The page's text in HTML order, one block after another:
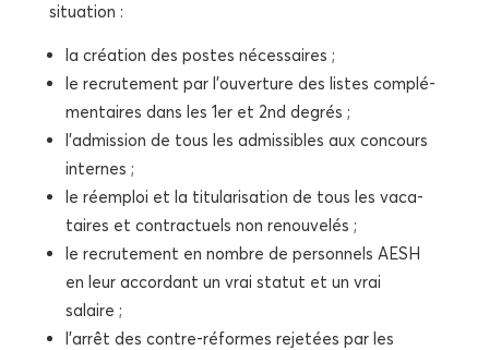
situation :
la créa­tion des postes nécessaires ;
le recru­te­ment par l’ouverture des listes com­plé­
men­taires dans les 1er et 2nd degrés ;
l’admission de tous les admis­sibles aux concours
internes ;
le réem­ploi et la titu­la­ri­sa­tion de tous les vaca­
taires et contrac­tuels non renouvelés ;
le recru­te­ment en nombre de per­son­nels AESH
en leur accor­dant un vrai sta­tut et un vrai
salaire ;
l’arrêt des contre-réformes reje­tées par les